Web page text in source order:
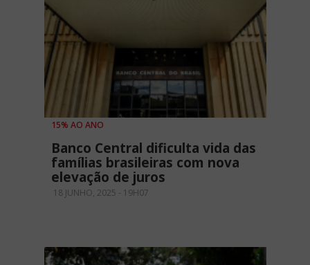
15% AO ANO
Banco Central dificulta vida das
famílias brasileiras com nova
elevação de juros
18 JUNHO, 2025 - 19H07